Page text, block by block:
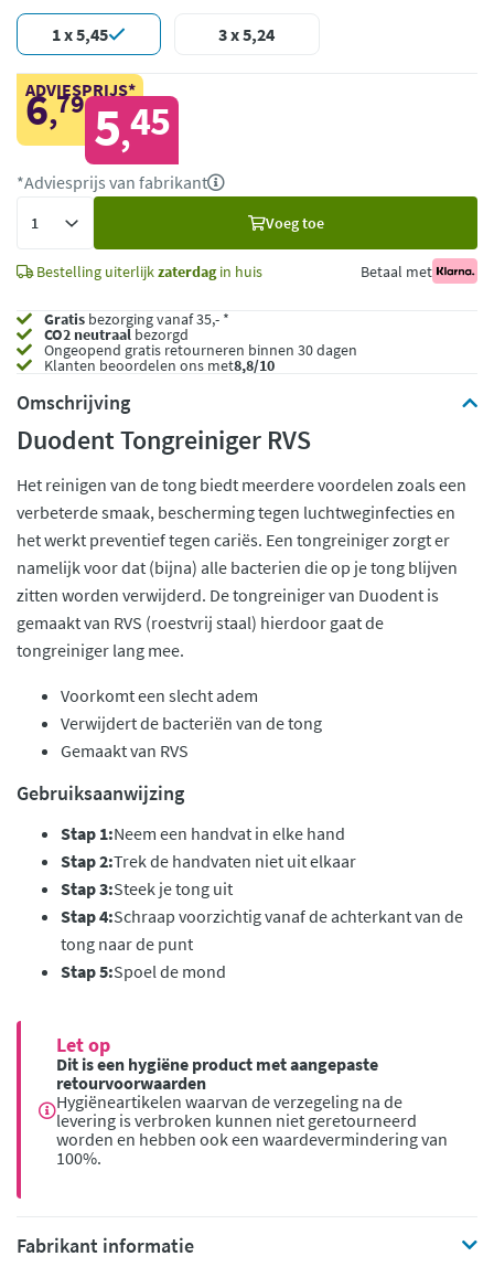
1 x 5,45 3 x 5,24
ADVIESPRIJS*
6,79 5,45
*Adviesprijs van fabrikant
Voeg toe
Bestelling uiterlijkzaterdagin huis Betaal met
Gratis bezorging vanaf 35,- *
CO2 neutraalbezorgd
Ongeopend gratis retourneren binnen 30 dagen
Klanten beoordelen ons met8,8/10
Omschrijving
Duodent Tongreiniger RVS
Het reinigen van de tong biedt meerdere voordelen zoals een
verbeterde smaak, bescherming tegen luchtweginfecties en
het werkt preventief tegen cariës. Een tongreiniger zorgt er
namelijk voor dat (bijna) alle bacterien die op je tong blijven
zitten worden verwijderd. De tongreiniger van Duodent is
gemaakt van RVS (roestvrij staal) hierdoor gaat de
tongreiniger lang mee.
Voorkomt een slecht adem
Verwijdert de bacteriën van de tong
Gemaakt van RVS
Gebruiksaanwijzing
Stap 1:Neem een handvat in elke hand
Stap 2:Trek de handvaten niet uit elkaar
Stap 3:Steek je tong uit
Stap 4:Schraap voorzichtig vanaf de achterkant van de
tong naar de punt
Stap 5:Spoel de mond
Let op
Dit is een hygiëne product met aangepaste
retourvoorwaarden
Hygiëneartikelen waarvan de verzegeling na de
levering is verbroken kunnen niet geretourneerd
worden en hebben ook een waardevermindering van
100%.
Fabrikant informatie